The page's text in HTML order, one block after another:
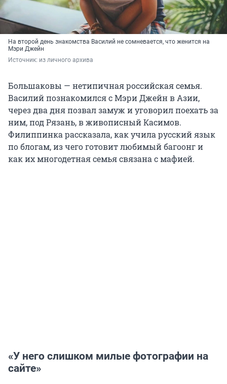
На второй день знакомства Василий не сомневается, что женится на
Мэри Джейн
Источник: из личного архива
Большаковы — нетипичная российская семья.
Василий познакомился с Мэри Джейн в Азии,
через два дня позвал замуж и уговорил поехать за
ним, под Рязань, в живописный Касимов.
Филиппинка рассказала, как учила русский язык
по блогам, из чего готовит любимый багоонг и
как их многодетная семья связана с мафией.
«У него слишком милые фотографии на
сайте»